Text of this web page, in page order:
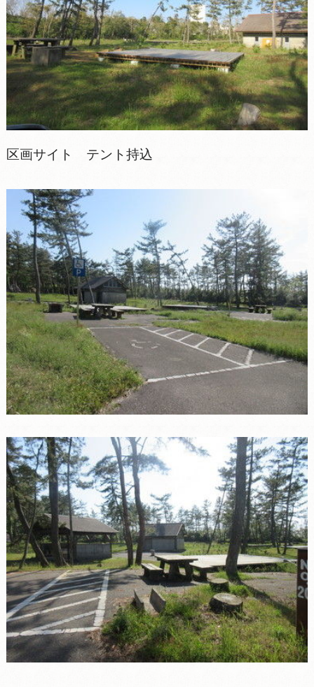
区画サイト テント持込